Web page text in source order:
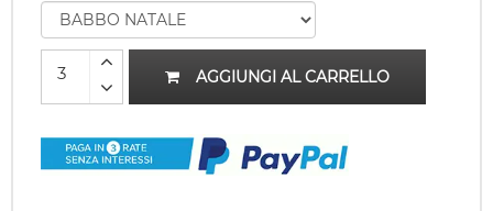
AGGIUNGI AL CARRELLO